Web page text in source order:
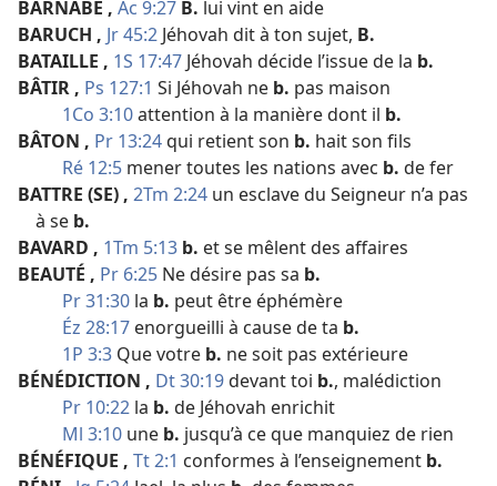
BARNABÉ , Ac 9:27 B. lui vint en aide
BARUCH , Jr 45:2 Jéhovah dit à ton sujet, B.
BATAILLE , 1S 17:47 Jéhovah décide l’issue de la b.
BÂTIR , Ps 127:1 Si Jéhovah ne b. pas maison
1Co 3:10attention à la manière dont il b.
BÂTON , Pr 13:24qui retient son b. hait son fils
Ré 12:5 mener toutes les nations avec b. de fer
BATTRE (SE) , 2Tm 2:24 un esclave du Seigneur n’a pas
à se b.
BAVARD , 1Tm 5:13 b. et se mêlent des affaires
BEAUTÉ , Pr 6:25 Ne désire pas sa b.
Pr 31:30 la b. peut être éphémère
Éz 28:17 enorgueilli à cause de ta b.
1P 3:3 Que votre b. ne soit pas extérieure
BÉNÉDICTION , Dt 30:19devant toi b., malédiction
Pr 10:22 la b. de Jéhovah enrichit
Ml 3:10 une b. jusqu’à ce que manquiez de rien
BÉNÉFIQUE , Tt 2:1 conformes à l’enseignement b.